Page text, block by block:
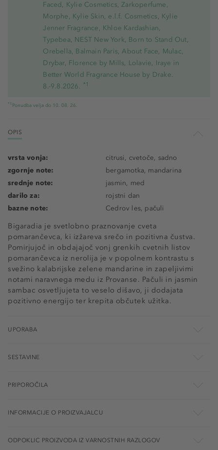
Faced, Kylie Cosmetics, Zarkoperfume,
Morphe, Kylie Skin, e.l.f. Cosmetics, Kylie
Jenner Fragrance, Khloe Kardashian,
Typebea, NEST New York, Born to Stand Out,
Orebella, Balmain Paris, About Face, Mulac,
Drybar, Florence by Mills, Lolavie, Iraye in
Better World Fragrance House by Drake.
8.-9.8.2026. *1
*1 Ponudba velja do 10. 08. 26.
OPIS
Bigaradia je svetlobno praznovanje cveta
pomarančevca, ki izžareva srečo in pozitivna čustva.
Pomirjujoč in obdajajoč vonj grenkih cvetnih listov
pomarančevca iz nerolija je v popolnem kontrastu s
svežino kalabrijske zelene mandarine in zapeljivimi
notami naravnega medu iz Provanse. Pačuli in jasmin
sambac osvetljujeta to veselo dišavo, ji dodajata
pozitivno energijo ter krepita občutek užitka.
vrsta vonja:
citrusi, cvetoče, sadno
zgornje note:
bergamotka, mandarina
srednje note:
jasmin, med
darilo za:
rojstni dan
bazne note:
Cedrov les, pačuli
UPORABA
SESTAVINE
PRIPOROČILA
INFORMACIJE O PROIZVAJALCU
ODPOKLIC PROIZVODA IZ VARNOSTNIH RAZLOGOV